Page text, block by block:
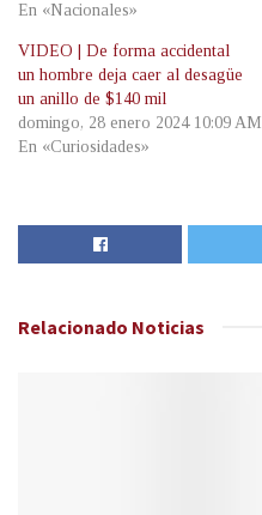
En «Nacionales»
VIDEO | De forma accidental
un hombre deja caer al desagüe
un anillo de $140 mil
domingo, 28 enero 2024 10:09 AM
En «Curiosidades»
Relacionado Noticias